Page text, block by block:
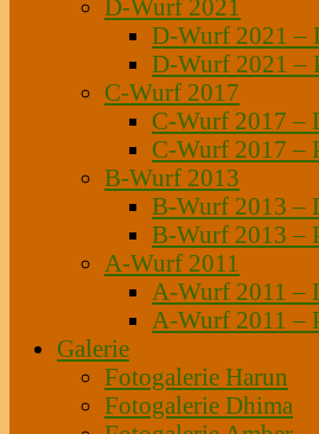
D-Wurf 2021
D-Wurf 2021 –
D-Wurf 2021 –
C-Wurf 2017
C-Wurf 2017 –
C-Wurf 2017 –
B-Wurf 2013
B-Wurf 2013 –
B-Wurf 2013 –
A-Wurf 2011
A-Wurf 2011 –
A-Wurf 2011 –
Galerie
Fotogalerie Harun
Fotogalerie Dhima